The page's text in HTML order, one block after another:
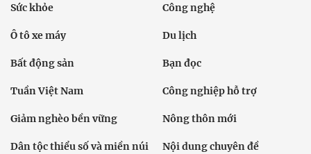
Sức khỏe Công nghệ
Ô tô xe máy Du lịch
Bất động sản Bạn đọc
Tuần Việt Nam Công nghiệp hỗ trợ
Giảm nghèo bền vững Nông thôn mới
Dân tộc thiểu số và miền núi Nội dung chuyên đề